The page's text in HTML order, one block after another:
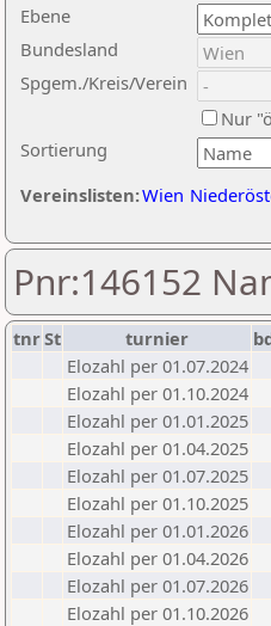
Ebene
Sortierung
Bundesland
Spgem./Kreis/Verein
Nur
Vereinslisten:Wien
Pnr:146152
tnrSt turnier
Elozahl per 01.07.2024
Elozahl per 01.10.2024
Elozahl per 01.01.2025
Elozahl per 01.04.2025
Elozahl per 01.07.2025
Elozahl per 01.10.2025
Elozahl per 01.01.2026
Elozahl per 01.04.2026
Elozahl per 01.07.2026
Elozahl per 01.10.2026